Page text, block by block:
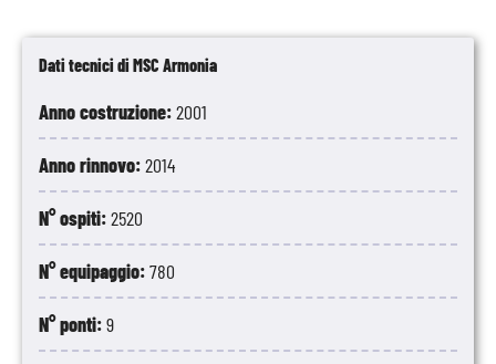
Dati tecnici di MSC Armonia
Anno costruzione:2001
Anno rinnovo:2014
N° ospiti:2520
N° equipaggio:780
N° ponti:9